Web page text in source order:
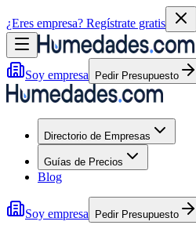
¿Eres empresa? Regístrate gratis
Soy empresa Pedir Presupuesto
Directorio de Empresas
Guías de Precios
Blog
Soy empresa Pedir Presupuesto